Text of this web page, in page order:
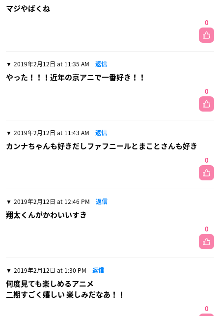
マジやばくね
0
2019年2月12日 at 11:35 AM 返信
やった！！！近年の京アニで一番好き！！
0
2019年2月12日 at 11:43 AM 返信
カンナちゃんも好きだしファフニールとまことさんも好き
0
2019年2月12日 at 12:46 PM 返信
翔太くんがかわいいすき
0
2019年2月12日 at 1:30 PM 返信
何度見ても楽しめるアニメ
二期すごく嬉しい 楽しみだなあ！！
0